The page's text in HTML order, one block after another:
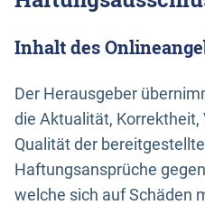
Inhalt des
Der Herausgeber
die Aktualität,
Qualität der
Haftungsansprüche
welche sich auf Schäden